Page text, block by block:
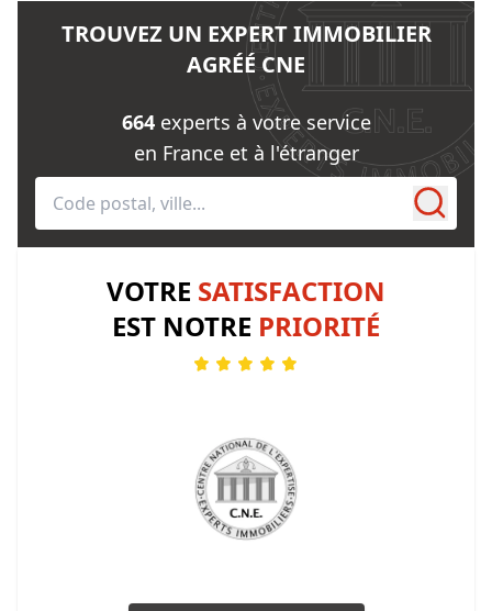
TROUVEZ UN EXPERT IMMOBILIER
AGRÉÉ CNE
664experts à votre service
en France et à l'étranger
VOTRE SATISFACTION
EST NOTRE PRIORITÉ